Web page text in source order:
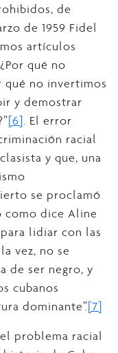
de
de 1959 Fidel
artículos
qué no
qué no invertimos
y demostrar
[6]. El error
racial
y que, una
se proclamó
como dice Aline
lidiar con las
vez, no se
de ser negro, y
cubanos
dominante”.[7]
problema racial